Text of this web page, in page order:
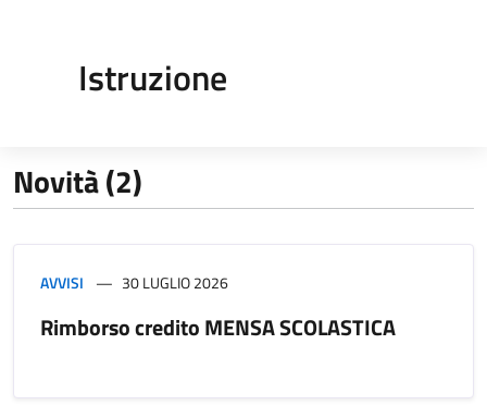
Istruzione
Novità (2)
AVVISI 30 LUGLIO 2026
Rimborso credito MENSA SCOLASTICA